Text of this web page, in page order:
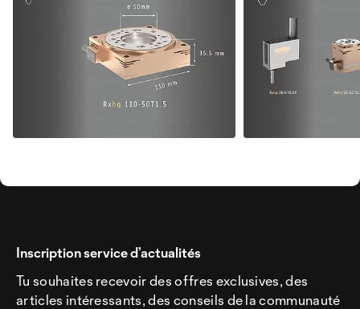
Inscription service d’actualités
Tu souhaites recevoir des offres exclusives, des
articles intéressants, des conseils de la communauté